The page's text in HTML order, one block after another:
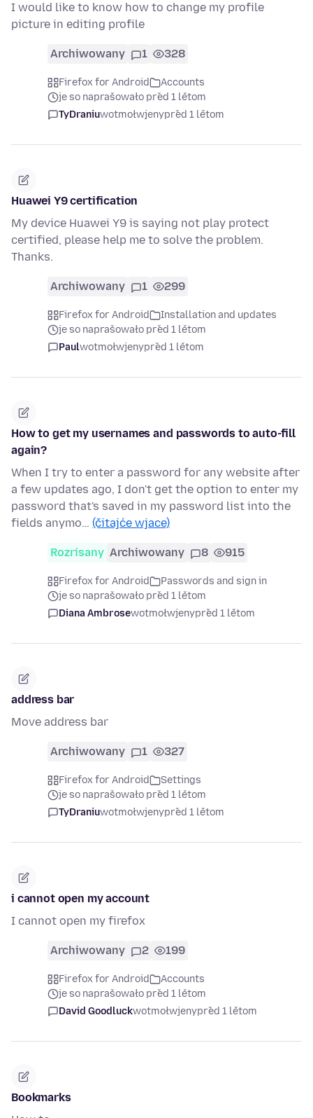
I would like to know how to change my profile
picture in editing profile
Archiwowany 1 328
Firefox for Android
Accounts
je so naprašowało před 1 lětom
TyDraniuwotmołwjenypřed 1 lětom
Huawei Y9 certification
My device Huawei Y9 is saying not play protect
certified, please help me to solve the problem.
Thanks.
Archiwowany 1 299
Firefox for Android
Installation and updates
je so naprašowało před 1 lětom
Paulwotmołwjenypřed 1 lětom
How to get my usernames and passwords to auto-fill
again?
When I try to enter a password for any website after
a few updates ago, I don't get the option to enter my
password that's saved in my password list into the
fields anymo… (čitajće wjace)
Rozrisany Archiwowany 8 915
Firefox for Android
Passwords and sign in
je so naprašowało před 1 lětom
Diana Ambrosewotmołwjenypřed 1 lětom
address bar
Move address bar
Archiwowany 1 327
Firefox for Android
Settings
je so naprašowało před 1 lětom
TyDraniuwotmołwjenypřed 1 lětom
i cannot open my account
I cannot open my firefox
Archiwowany 2 199
Firefox for Android
Accounts
je so naprašowało před 1 lětom
David Goodluckwotmołwjenypřed 1 lětom
Bookmarks